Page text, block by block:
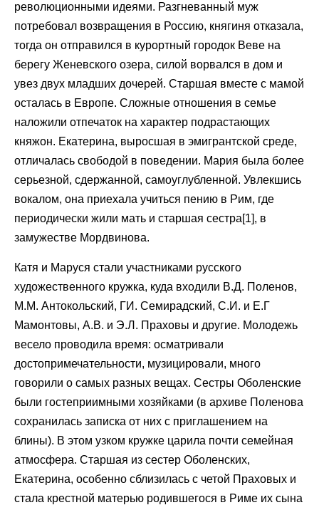
революционными идеями. Разгневанный муж
потребовал возвращения в Россию, княгиня отказала,
тогда он отправился в курортный городок Веве на
берегу Женевского озера, силой ворвался в дом и
увез двух младших дочерей. Старшая вместе с мамой
осталась в Европе. Сложные отношения в семье
наложили отпечаток на характер подрастающих
княжон. Екатерина, выросшая в эмигрантской среде,
отличалась свободой в поведении. Мария была более
серьезной, сдержанной, самоуглубленной. Увлекшись
вокалом, она приехала учиться пению в Рим, где
периодически жили мать и старшая сестра[1], в
замужестве Мордвинова.
Катя и Маруся стали участниками русского
художественного кружка, куда входили В.Д. Поленов,
М.М. Антокольский, ГИ. Семирадский, С.И. и Е.Г
Мамонтовы, А.В. и Э.Л. Праховы и другие. Молодежь
весело проводила время: осматривали
достопримечательности, музицировали, много
говорили о самых разных вещах. Сестры Оболенские
были гостеприимными хозяйками (в архиве Поленова
сохранилась записка от них с приглашением на
блины). В этом узком кружке царила почти семейная
атмосфера. Старшая из сестер Оболенских,
Екатерина, особенно сблизилась с четой Праховых и
стала крестной матерью родившегося в Риме их сына